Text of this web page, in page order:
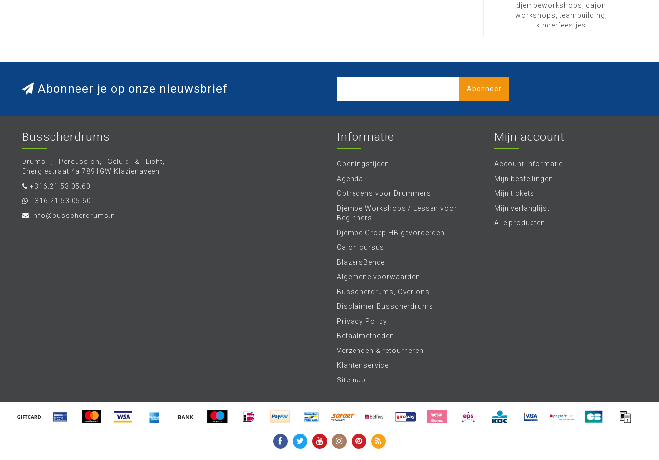
djembeworkshops, cajon
workshops, teambuilding,
kinderfeestjes
Abonneer je op onze nieuwsbrief Abonneer
Busscherdrums
Drums , Percussion, Geluid & Licht,
Energiestraat 4a 7891GW Klazienaveen
+316.21.53.05.60
+316.21.53.05.60
info@busscherdrums.nl
Informatie
Openingstijden
Agenda
Optredens voor Drummers
Djembe Workshops / Lessen voor
Beginners
Djembe Groep HB gevorderden
Cajon cursus
BlazersBende
Algemene voorwaarden
Busscherdrums, Over ons
Disclaimer Busscherdrums
Privacy Policy
Betaalmethoden
Verzenden & retourneren
Klantenservice
Sitemap
Mijn account
Account informatie
Mijn bestellingen
Mijn tickets
Mijn verlanglijst
Alle producten